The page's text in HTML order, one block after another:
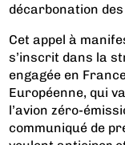
décarbonation
Cet appel à
s’inscrit dans la
engagée en
Européenne, qui
l’avion zéro-
communiqué de